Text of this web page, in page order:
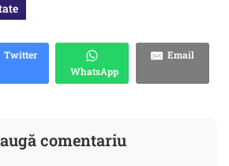
Twitter
WhatsApp
Email
comentariu